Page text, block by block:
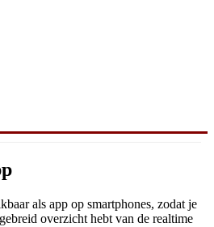
als app op smartphones, zodat je
overzicht hebt van de realtime